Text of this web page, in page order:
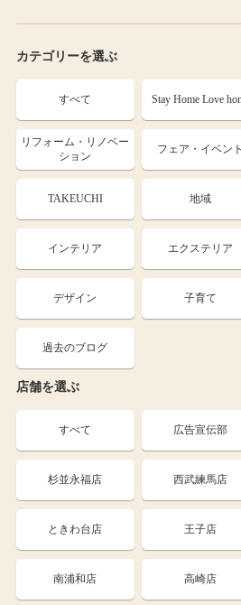
カテゴリーを選ぶ
すべて Stay Home Love
リフォーム・リノベー
ション
フェア・イベント
TAKEUCHI 地域
インテリア エクステリア
デザイン 子育て
過去のブログ
店舗を選ぶ
すべて 広告宣伝部
杉並永福店 西武練馬店
ときわ台店 王子店
南浦和店 高崎店